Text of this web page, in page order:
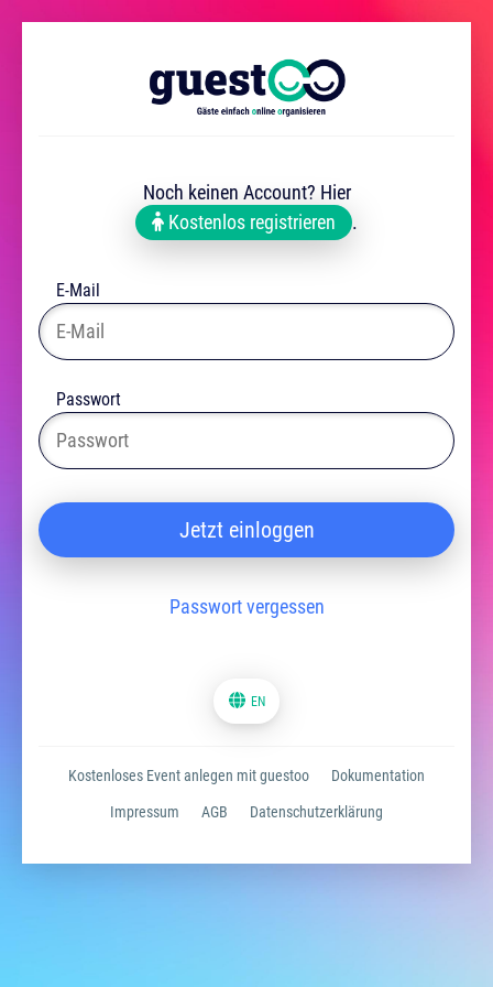
Noch keinen Account? Hier
Kostenlos registrieren
.
E-Mail
Passwort
Jetzt einloggen
Passwort vergessen
EN
Kostenloses Event anlegen mit guestoo Dokumentation
Impressum AGB Datenschutzerklärung